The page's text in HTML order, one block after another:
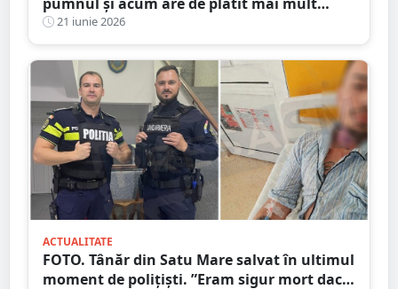
decât amenda penală
21 iunie 2026
ACTUALITATE
FOTO. Tânăr din Satu Mare salvat în ultimul
moment de polițiști. ”Eram sigur mort dacă